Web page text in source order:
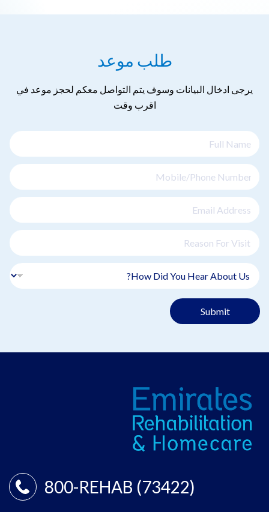
طلب موعد
يرجى ادخال البيانات وسوف يتم التواصل معكم لحجز موعد في
اقرب وقت
Submit
800-REHAB (73422)